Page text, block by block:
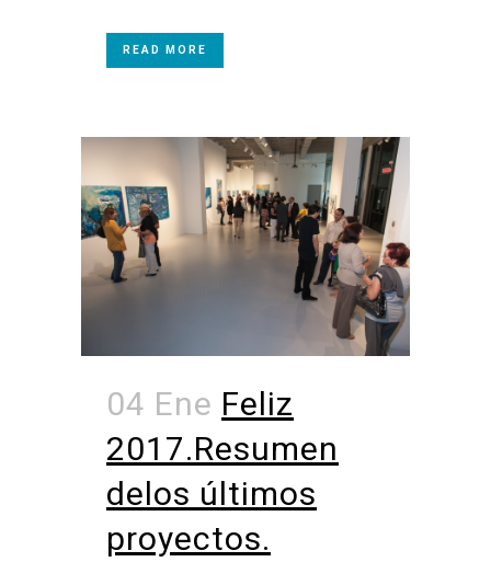
READ MORE
04 Ene Feliz
2017.Resumen
delos últimos
proyectos.